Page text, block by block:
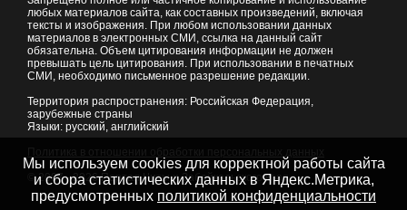
любых материалов сайта, как составных произведений, включая
тексты и изображения. При любом использовании данных
материалов в электронных СМИ, ссылка на данный сайт
обязательна. Объем цитирования информации не должен
превышать цель цитирования. При использовании в печатных
СМИ, необходимо письменное разрешение редакции.
Территория распространения: Российская Федерация,
зарубежные страны
Языки: русский, английский
© 2007 - 2026Портал Читы и Забайкальского края
Мы используем cookies для корректной работы сайта
и сбора статистических данных в Яндекс.Метрика,
предусмотренных политикой конфиденциальности